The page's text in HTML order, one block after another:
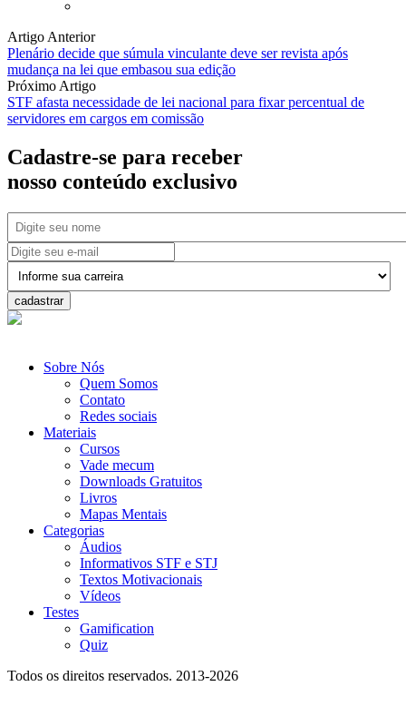
Artigo Anterior
Plenário decide que súmula vinculante deve ser revista após
mudança na lei que embasou sua edição
Próximo Artigo
STF afasta necessidade de lei nacional para fixar percentual de
servidores em cargos em comissão
Cadastre-se para receber
nosso conteúdo exclusivo
cadastrar
Sobre Nós
Quem Somos
Contato
Redes sociais
Materiais
Cursos
Vade mecum
Downloads Gratuitos
Livros
Mapas Mentais
Categorias
Áudios
Informativos STF e STJ
Textos Motivacionais
Vídeos
Testes
Gamification
Quiz
Todos os direitos reservados. 2013-2026